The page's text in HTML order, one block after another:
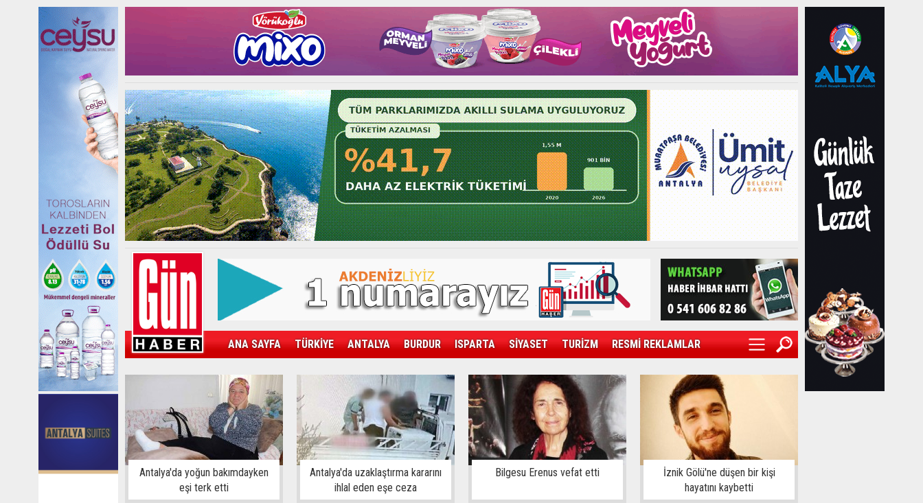
ANA SAYFA TÜRKİYE ANTALYA BURDUR ISPARTA SİYASET TURİZM RESMİ REKLAMLAR
KAMPÜS SPOR GÜN'ÜN ÜRÜNÜ SAĞLIK EKONOMİ DÜNYA
Antalya'da yoğun bakımdayken
eşi terk etti
Antalya'da uzaklaştırma kararını
ihlal eden eşe ceza
Bilgesu Erenus vefat etti
İznik Gölü'ne düşen bir kişi
hayatını kaybetti